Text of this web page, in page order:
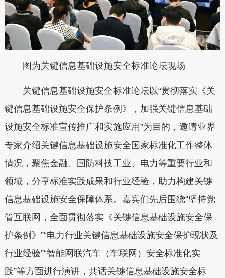
图为关键信息基础设施安全标准论坛现场
关键信息基础设施安全标准论坛以“贯彻落实《关
键信息基础设施安全保护条例》，加强关键信息基础
设施安全标准宣传推广和实施应用”为目的，邀请业界
专家介绍关键信息基础设施安全国家标准化工作整体
情况，聚焦金融、国防科技工业、电力等重要行业和
领域，分享标准实践成果和行业经验，助力构建关键
信息基础设施安全保障体系。嘉宾们先后围绕“坚持党
管互联网，全面贯彻落实《关键信息基础设施安全保
护条例》”“电力行业关键信息基础设施安全保护现状及
行业经验”“智能网联汽车（车联网）安全标准化实
践”等方面进行演讲，共话关键信息基础设施安全标